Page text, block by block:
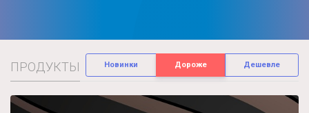
Новинки Дороже Дешевле
ПРОДУКТЫ